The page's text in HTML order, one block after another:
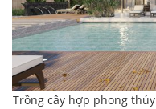
Trồng cây hợp phong